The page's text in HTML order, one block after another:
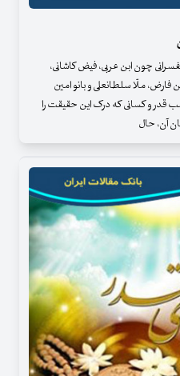
چون ابن عربی، فیض کاشانی،
فارض، ملّا سلطانعلی و بانو امین
و کسانی که درک این حقیقت را
آن، حال